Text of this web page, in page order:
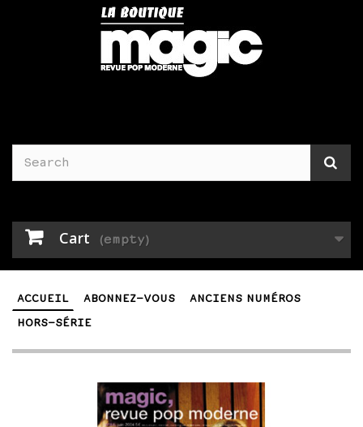
Cart (empty)
ACCUEIL ABONNEZ-VOUS
ANCIENS NUMÉROS
HORS-SÉRIE